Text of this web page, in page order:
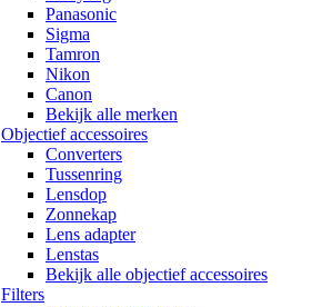
Panasonic
Sigma
Tamron
Nikon
Canon
Bekijk alle merken
Objectief accessoires
Converters
Tussenring
Lensdop
Zonnekap
Lens adapter
Lenstas
Bekijk alle objectief accessoires
Filters